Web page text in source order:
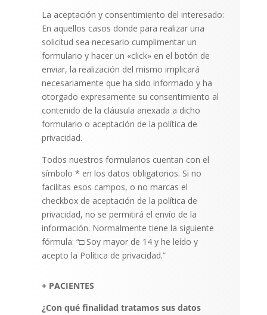
La aceptación y consentimiento del interesado:
En aquellos casos donde para realizar una
solicitud sea necesario cumplimentar un
formulario y hacer un «click» en el botón de
enviar, la realización del mismo implicará
necesariamente que ha sido informado y ha
otorgado expresamente su consentimiento al
contenido de la cláusula anexada a dicho
formulario o aceptación de la política de
privacidad.
Todos nuestros formularios cuentan con el
símbolo * en los datos obligatorios. Si no
facilitas esos campos, o no marcas el
checkbox de aceptación de la política de
privacidad, no se permitirá el envío de la
información. Normalmente tiene la siguiente
fórmula: “□ Soy mayor de 14 y he leído y
acepto la Política de privacidad.”
+ PACIENTES
¿Con qué finalidad tratamos sus datos